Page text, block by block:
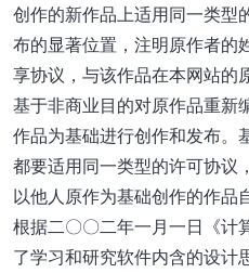
创作的新作品上适用同一类型
布的显著位置，注明原作者的
享协议，与该作品在本网站的
基于非商业目的对原作品重新
作品为基础进行创作和发布。
都要适用同一类型的许可协议
以他人原作为基础创作的作品
根据二〇〇二年一月一日《计
了学习和研究软件内含的设计